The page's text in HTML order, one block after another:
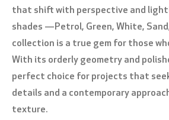
that shift with perspective and
shades —Petrol, Green, White,
collection is a true gem for those
With its orderly geometry and
perfect choice for projects that
details and a contemporary
texture.